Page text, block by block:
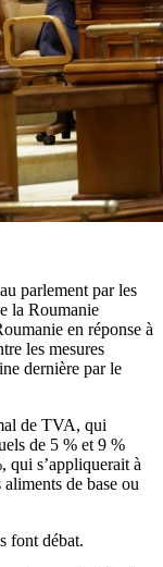
parlement par les
la Roumanie
en réponse à
les mesures
dernière par le
de TVA, qui
de 5 % et 9 %
qui s’appliquerait à
de base ou
font débat.